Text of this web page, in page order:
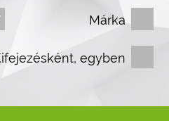
Márka
egyben